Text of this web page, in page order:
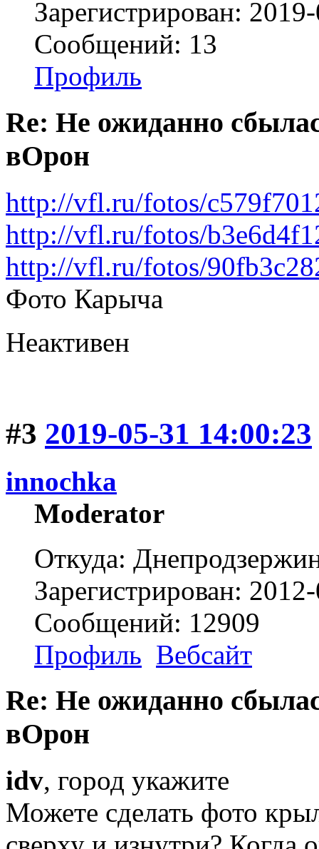
Зарегистрирован:
Сообщений: 13
Профиль
Re: Не ожиданно
вОрон
http://vfl.ru/fotos/
http://vfl.ru/fotos/
http://vfl.ru/fotos/
Фото Карыча
Неактивен
#3 2019-05-31 14:00:23
innochka
Moderator
Откуда:
Зарегистрирован:
Сообщений: 12909
Профиль Вебсайт
Re: Не ожиданно
вОрон
idv, город укажите
Можете сделать фото